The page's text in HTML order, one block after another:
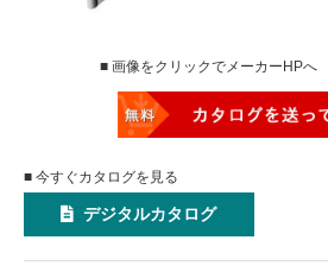
■ 画像をクリックでメーカーHPへ
■ 今すぐカタログを見る
デジタルカタログ